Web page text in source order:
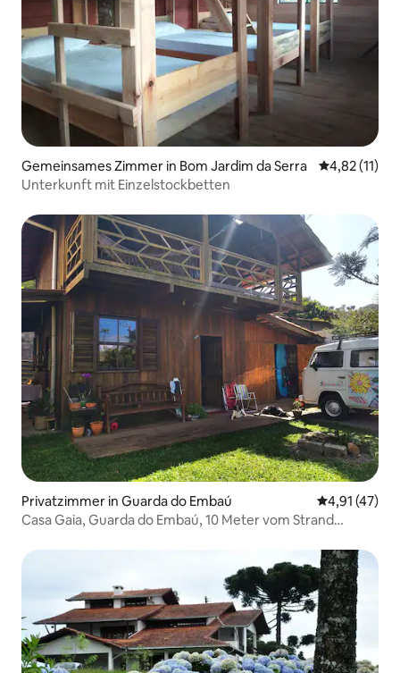
Gemeinsames Zimmer in Bom Jardim da Serra
4,82 (11)
Unterkunft mit Einzelstockbetten
Privatzimmer in Guarda do Embaú
4,91 (47)
Casa Gaia, Guarda do Embaú, 10 Meter vom Strand